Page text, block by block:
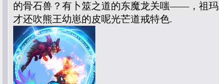
的骨石兽？有卜筮之道的东魔龙关嗤——，祖
才还吹熊王幼崽的皮呢光芒道戒特色.